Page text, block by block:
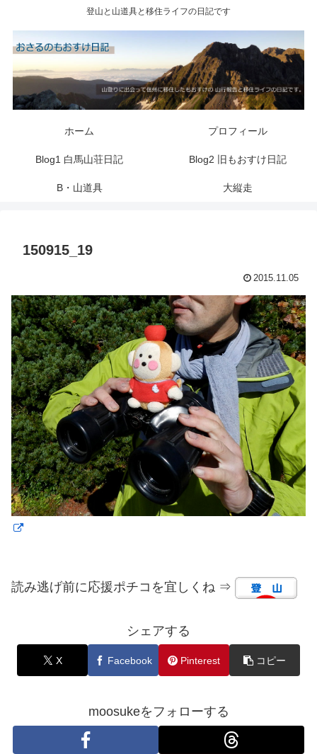
登山と山道具と移住ライフの日記です
ホーム プロフィール
Blog1 白馬山荘日記 Blog2 旧もおすけ日記
B・山道具 大縦走
150915_19
2015.11.05
読み逃げ前に応援ポチコを宜しくね ⇒
シェアする
X Facebook Pinterest コピー
moosukeをフォローする